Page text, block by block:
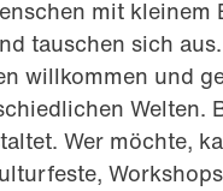
mit kleinem
tauschen sich
willkommen und
Welten.
Wer möchte,